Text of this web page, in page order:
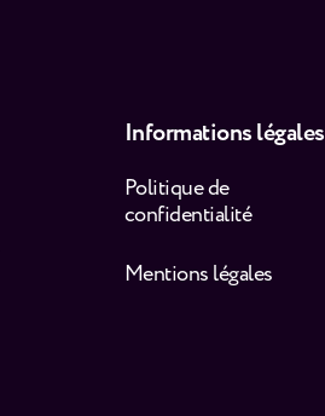
Informations légales
Politique de
confidentialité
Mentions légales